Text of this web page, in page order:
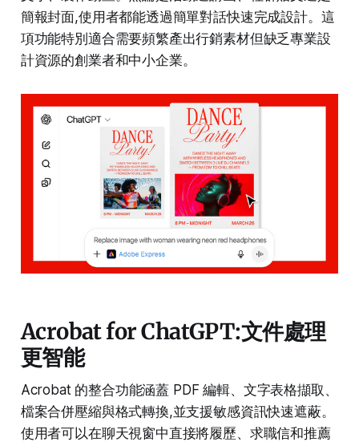
簡報封面,使用者都能透過簡單對話快速完成設計。這
項功能特別適合需要頻繁產出行銷素材但缺乏專業設
計資源的創業者和中小企業。​
Acrobat for ChatGPT:文件處理
更智能
Acrobat 的整合功能涵蓋 PDF 編輯、文字表格擷取、
檔案合併壓縮與格式轉換,並支援敏感資訊快速遮蔽。
使用者可以在聊天視窗中直接將履歷、求職信和推薦